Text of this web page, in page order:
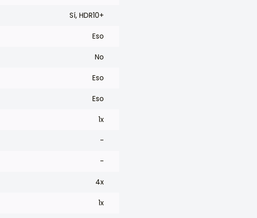
Sí, HDR10+
Eso
No
Eso
Eso
1x
-
-
4x
1x